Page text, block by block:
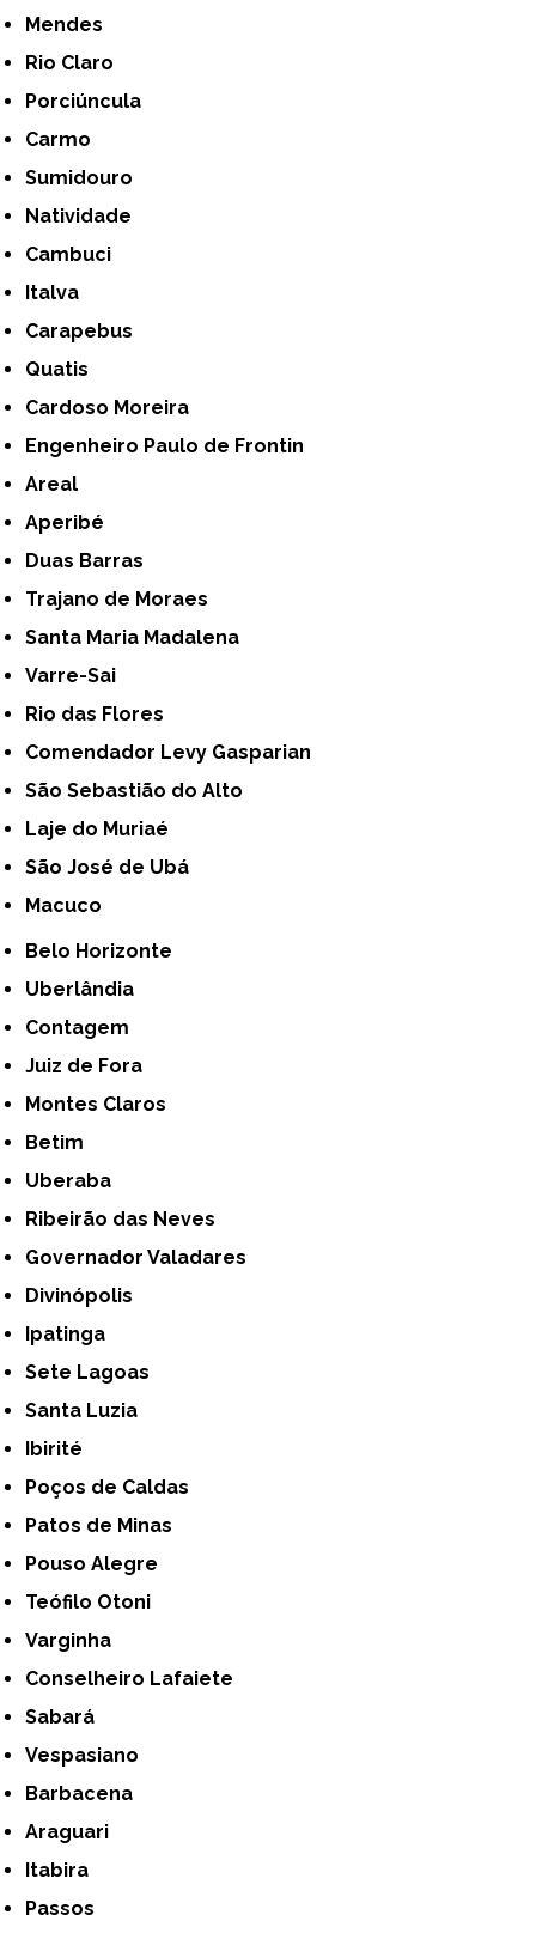
Mendes
Rio Claro
Porciúncula
Carmo
Sumidouro
Natividade
Cambuci
Italva
Carapebus
Quatis
Cardoso Moreira
Engenheiro Paulo de Frontin
Areal
Aperibé
Duas Barras
Trajano de Moraes
Santa Maria Madalena
Varre-Sai
Rio das Flores
Comendador Levy Gasparian
São Sebastião do Alto
Laje do Muriaé
São José de Ubá
Macuco
Belo Horizonte
Uberlândia
Contagem
Juiz de Fora
Montes Claros
Betim
Uberaba
Ribeirão das Neves
Governador Valadares
Divinópolis
Ipatinga
Sete Lagoas
Santa Luzia
Ibirité
Poços de Caldas
Patos de Minas
Pouso Alegre
Teófilo Otoni
Varginha
Conselheiro Lafaiete
Sabará
Vespasiano
Barbacena
Araguari
Itabira
Passos